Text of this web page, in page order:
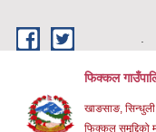
फिक्कल
खाङसाङ,
फिक्कल समृद्दिको